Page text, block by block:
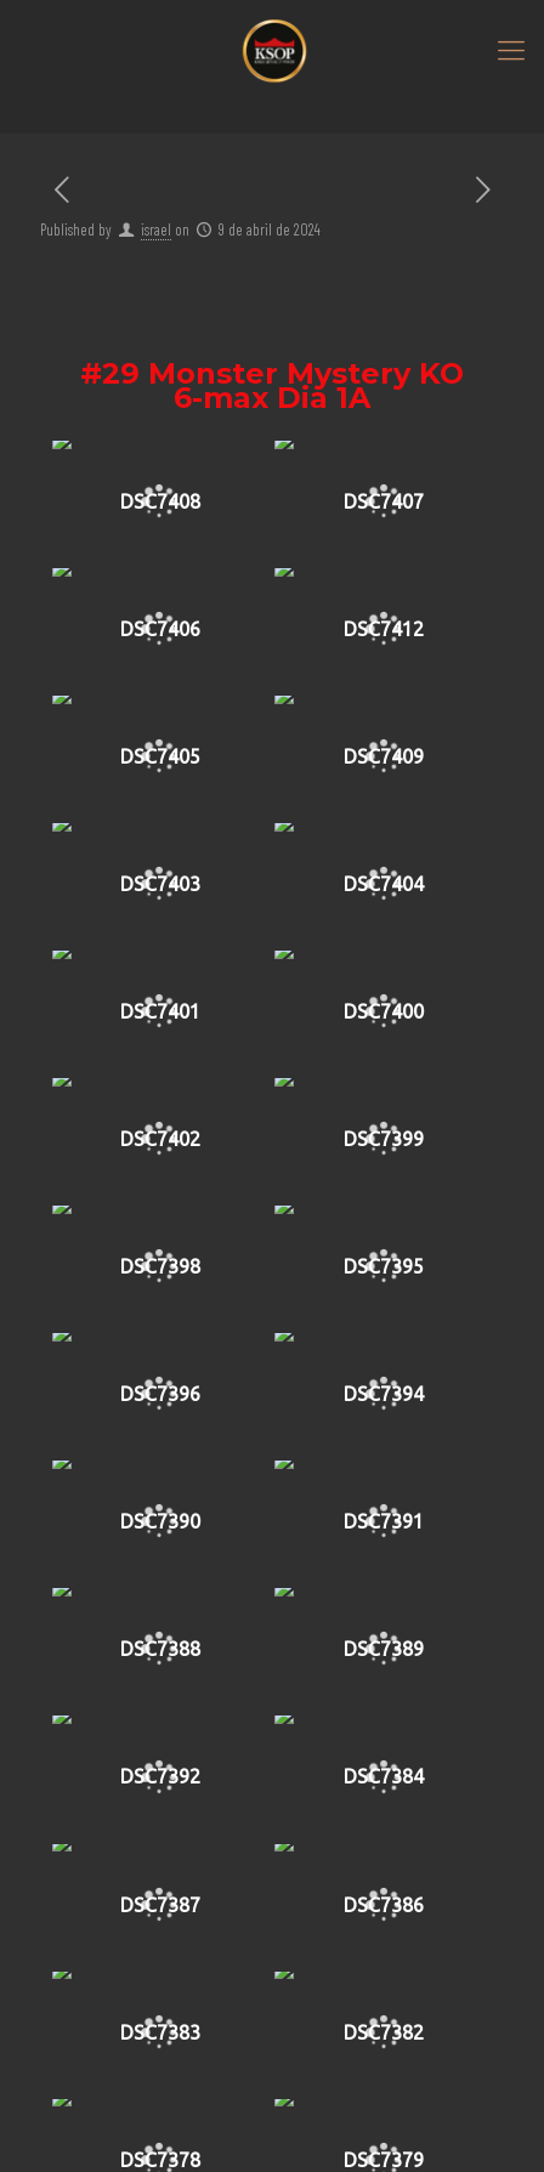
Published by israel on 9 de abril de 2024
#29 Monster Mystery KO
6-max Dia 1A
DSC7408 DSC7407
DSC7406 DSC7412
DSC7405 DSC7409
DSC7403 DSC7404
DSC7401 DSC7400
DSC7402 DSC7399
DSC7398 DSC7395
DSC7396 DSC7394
DSC7390 DSC7391
DSC7388 DSC7389
DSC7392 DSC7384
DSC7387 DSC7386
DSC7383 DSC7382
DSC7378 DSC7379